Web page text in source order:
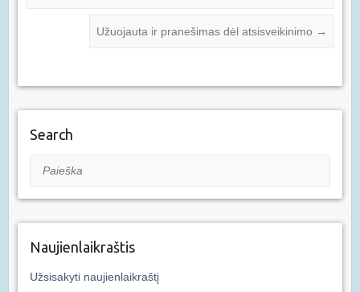
Užuojauta ir pranešimas dėl atsisveikinimo →
Search
Paieška
Naujienlaikraštis
Užsisakyti naujienlaikraštį